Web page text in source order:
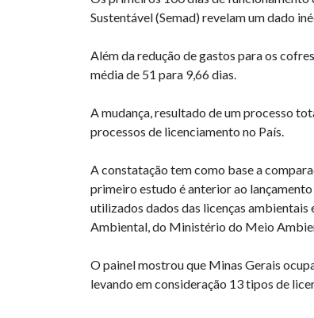
Sustentável (Semad) revelam um dado
Além da redução de gastos para os
média de 51 para 9,66 dias.
A mudança, resultado de um processo
processos de licenciamento no País.
A constatação tem como base a
primeiro estudo é anterior ao
utilizados dados das licenças
Ambiental, do Ministério do Meio
O painel mostrou que Minas Gerais
levando em consideração 13 tipos de